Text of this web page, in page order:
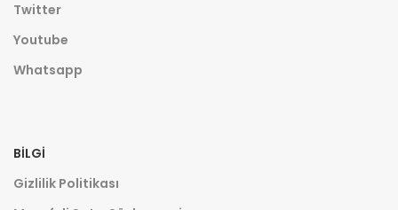
Twitter
Youtube
Whatsapp
BILGI
Gizlilik Politikası